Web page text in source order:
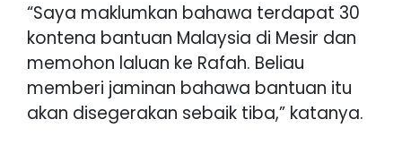
“Saya maklumkan bahawa terdapat 30
kontena bantuan Malaysia di Mesir dan
memohon laluan ke Rafah. Beliau
memberi jaminan bahawa bantuan itu
akan disegerakan sebaik tiba,” katanya.